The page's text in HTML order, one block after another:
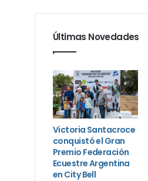
Últimas Novedades
Victoria Santacroce
conquistó el Gran
Premio Federación
Ecuestre Argentina
en City Bell